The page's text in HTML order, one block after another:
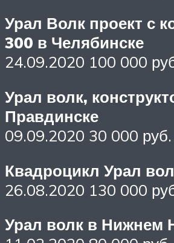
Урал Волк проект с
300 в Челябинске
24.09.2020 100 000
Урал волк,
Правдинске
09.09.2020 30 000 руб.
Квадроцикл Урал
26.08.2020 130 000
Урал волк в Нижнем